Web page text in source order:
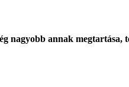
nagyobb annak megtartása,